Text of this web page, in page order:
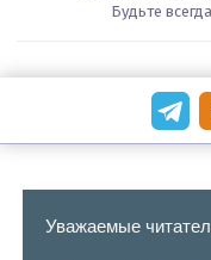
Будьте
Уважаемые